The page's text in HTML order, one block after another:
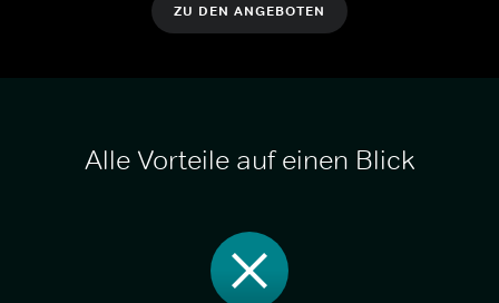
ZU DEN ANGEBOTEN
Alle Vorteile auf einen Blick